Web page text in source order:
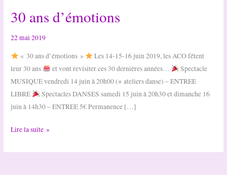
30 ans d’émotions
22 mai 2019
« 30 ans d’émotions »
Les 14-15-16 juin 2019, les ACO fêtent
leur 30 ans
et vont revisiter ces 30 dernières années…
Spectacle
MUSIQUE vendredi 14 juin à 20h00 (+ ateliers danse) – ENTREE
LIBRE
Spectacles DANSES samedi 15 juin à 20h30 et dimanche 16
juin à 14h30 – ENTREE 5€ Permanence […]
30
d’émotions
Lire la suite »